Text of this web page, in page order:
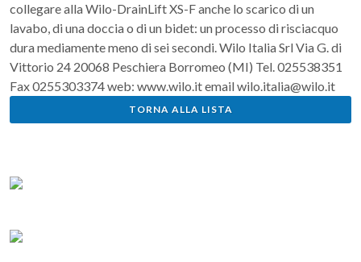
collegare alla Wilo-DrainLift XS-F anche lo scarico di un
lavabo, di una doccia o di un bidet: un processo di risciacquo
dura mediamente meno di sei secondi. Wilo Italia Srl Via G. di
Vittorio 24 20068 Peschiera Borromeo (MI) Tel. 025538351
Fax 0255303374 web: www.wilo.it email wilo.italia@wilo.it
TORNA ALLA LISTA